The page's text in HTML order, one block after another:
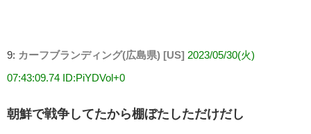
9: カーフブランディング(広島県) [US] 2023/05/30(火)
07:43:09.74 ID:PiYDVol+0
朝鮮で戦争してたから棚ぼたしただけだし